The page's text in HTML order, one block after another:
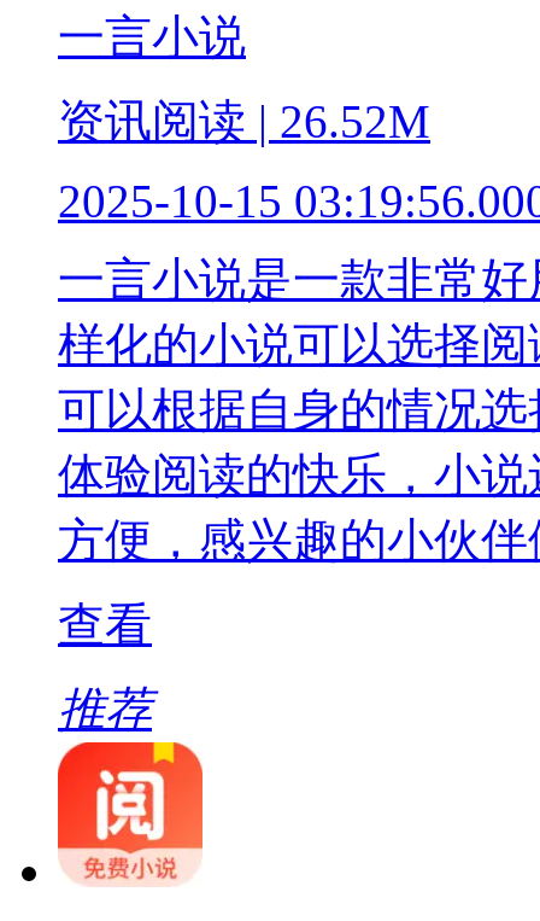
一言小说
资讯阅读 | 26.52M
2025-10-15
一言小说是一款非常
样化的小说可以选择
可以根据自身的情况
体验阅读的快乐，小
方便，感兴趣的小伙
查看
推荐